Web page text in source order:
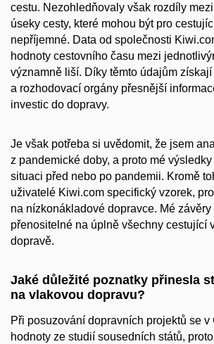
cestu. Nezohledňovaly však rozdíly
úseky cesty, které mohou být pro
nepříjemné. Data od společnosti
hodnoty cestovního času mezi
významně liší. Díky těmto údajům získají
a rozhodovací orgány přesnější
investic do dopravy.
Je však potřeba si uvědomit, že jsem
z pandemické doby, a proto mé
situaci před nebo po pandemii. Kromě
uživatelé Kiwi.com specifický vzorek,
na nízkonákladové dopravce. Mé
přenositelné na úplně všechny cestující
dopravě.
Jaké důležité poznatky přinesla
na vlakovou dopravu?
Při posuzování dopravních projektů se
hodnoty ze studií sousedních států,